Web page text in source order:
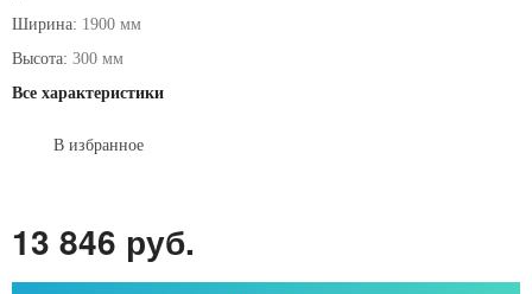
Ширина: 1900 мм
Высота: 300 мм
Все характеристики
В избранное
13 846 руб.